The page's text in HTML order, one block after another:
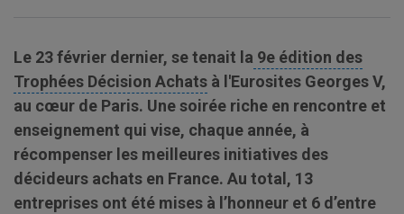
Le 23 février dernier, se tenait la 9e édition des
Trophées Décision Achats à l'Eurosites Georges V,
au cœur de Paris. Une soirée riche en rencontre et
enseignement qui vise, chaque année, à
récompenser les meilleures initiatives des
décideurs achats en France. Au total, 13
entreprises ont été mises à l’honneur et 6 d’entre